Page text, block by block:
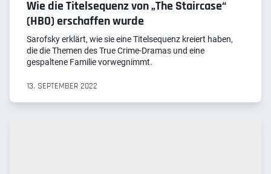
Wie die Titelsequenz von „The Staircase“
(HBO) erschaffen wurde
Sarofsky erklärt, wie sie eine Titelsequenz kreiert haben,
die die Themen des True Crime-Dramas und eine
gespaltene Familie vorwegnimmt.
13. SEPTEMBER 2022